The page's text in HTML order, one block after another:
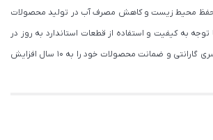
محیط زیست و کاهش مصرف آب در تولید محصولات
توجه به کیفیت و استفاده از قطعات استاندارد به روز در
شیرآلات کسری، شرکت کسری گارانتی و ضمانت محصولات خود را به 10 سال افزایش